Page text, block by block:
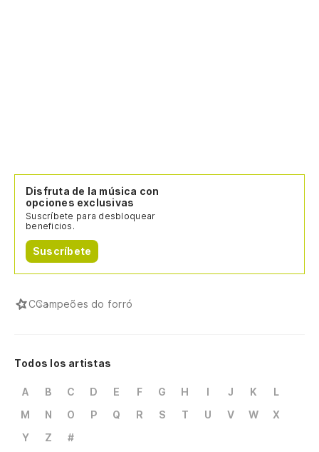
Disfruta de la música con
opciones exclusivas
Suscríbete para desbloquear
beneficios.
Suscríbete
CCampeões do forró
Todos los artistas
A B C D E F G H I J K
L
M
N O P Q R S T U V W
X
Y
Z #